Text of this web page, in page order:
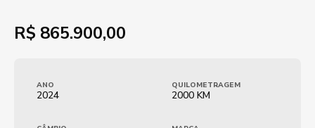
R$ 865.900,00
ANO
2024
QUILOMETRAGEM
2000 KM